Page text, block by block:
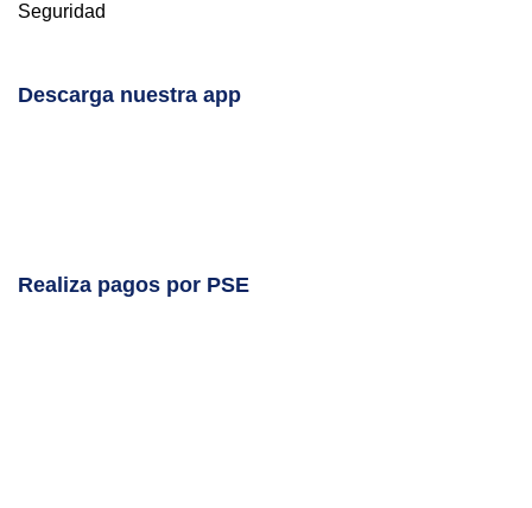
Seguridad
Descarga nuestra app
Realiza pagos por PSE